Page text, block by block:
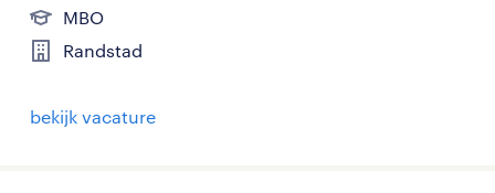
MBO
Randstad
bekijk vacature